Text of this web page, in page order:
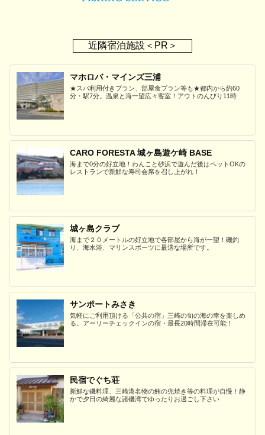
近隣宿泊施設＜PR＞
マホロバ・マインズ三浦
★スパ利用付きプラン、部屋食プラン等も★都内から約60
分・駅7分。温泉と海一望広々客室！アウトのんびり11時
CARO FORESTA 城ヶ島遊ケ崎 BASE
海まで0分の好立地！わんこと砂浜で遊んだ後はペットOKの
レストランで新鮮な寿司会席を召し上がれ！
城ヶ島クラブ
海まで２０メートルの好立地で各部屋から海が一望！磯釣
り、海水浴、マリンスポーツに最適な場所です。
サンポートみさき
気軽にご利用頂ける「公共の宿」三崎の旬の海の幸を楽しめ
る。アーリーチェックインの宿・最長20時間滞在可能！
民宿でぐち荘
新鮮な磯料理、三崎港名物の鮪の兜焼き等の料理が自慢！静
かで夕日の綺麗な諸磯湾でゆったりお過ごし下さい